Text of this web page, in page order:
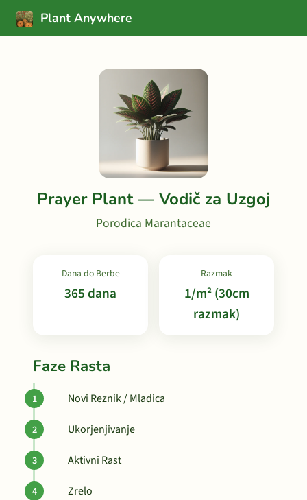
Plant Anywhere
Prayer Plant — Vodič za Uzgoj
Porodica Marantaceae
Dana do Berbe
365 dana
Razmak
1/m² (30cm
razmak)
Faze Rasta
Novi Reznik / Mladica
Ukorjenjivanje
Aktivni Rast
Zrelo